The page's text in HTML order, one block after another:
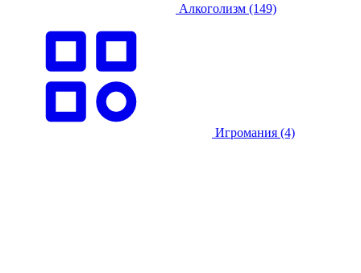
Алкоголизм (149)
Игромания (4)